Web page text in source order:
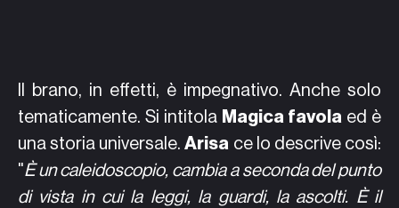
Il brano, in effetti, è impegnativo. Anche solo
tematicamente. Si intitola Magica favola ed è
una storia universale.Arisa ce lo descrive così:
"È un caleidoscopio, cambia a seconda del punto
di vista in cui la leggi, la guardi, la ascolti. È il